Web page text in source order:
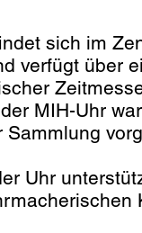
sich im
verfügt über
MIH-Uhr
Uhr